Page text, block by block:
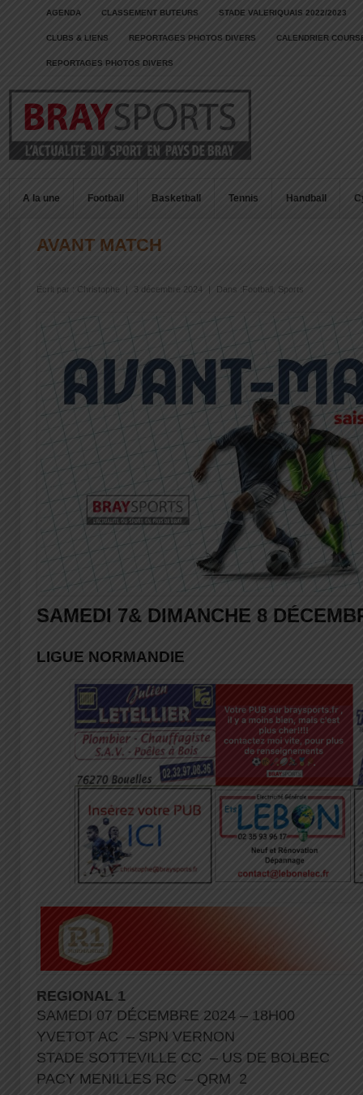
AGENDA CLASSEMENT BUTEURS STADE VALERIQUAIS 2022/2023
CLUBS & LIENS REPORTAGES PHOTOS DIVERS CALENDRIER
REPORTAGES PHOTOS DIVERS
A la une Football Basketball Tennis Handball
AVANT MATCH
Écrit par : Christophe 3 décembre 2024 | Dans : Football Sports
SAMEDI 7& DIMANCHE 8
LIGUE NORMANDIE
REGIONAL 1
SAMEDI 07 DÉCEMBRE 2024 – 18H00
YVETOT AC – SPN VERNON
STADE SOTTEVILLE CC – US DE BOLBEC
PACY MENILLES RC – QRM 2